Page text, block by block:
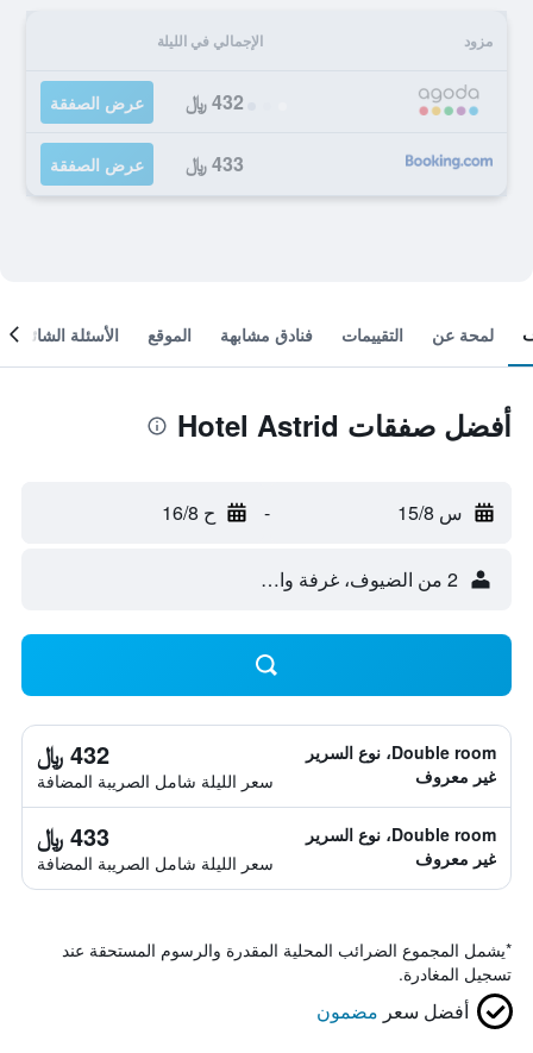
مزود الإجمالي في الليلة
432 ﷼ عرض الصفقة
433 ﷼ عرض الصفقة
لمحة عن التقييمات فنادق مشابهة الموقع الأسئلة الشائعة
أفضل صفقات Hotel Astrid
س 15/8 - ح 16/8
2 من الضيوف، غرفة واحدة
Double room، نوع السرير
غير معروف
432 ﷼
سعر الليلة شامل الصريبة المضافة
Double room، نوع السرير
غير معروف
433 ﷼
سعر الليلة شامل الصريبة المضافة
*يشمل المجموع الضرائب المحلية المقدرة والرسوم المستحقة عند
تسجيل المغادرة.
أفضل سعر مضمون